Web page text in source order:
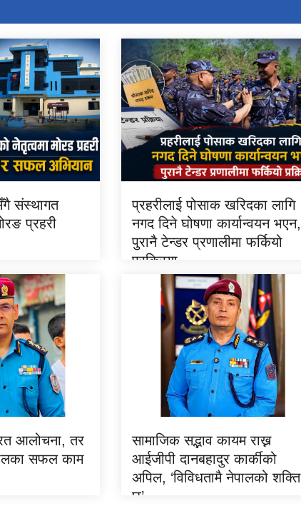
संस्थागत
प्रहरी
प्रहरीलाई पोसाक खरिदका लागि
नगद दिने घोषणा कार्यान्वयन भएन,
पुरानै टेन्डर प्रणालीमा फर्कियो
प्रक्रिया
आलोचना, तर
सफल काम
सामाजिक सद्भाव कायम राख्न
आईजीपी दानबहादुर कार्कीको
अपिल, ‘विविधतामै नेपालको शक्ति
छ’